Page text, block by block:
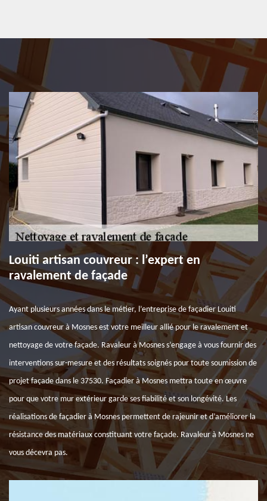
Louiti artisan couvreur : l’expert en
ravalement de façade
Ayant plusieurs années dans le métier, l’entreprise de façadier Louiti
artisan couvreur à Mosnes est votre meilleur allié pour le ravalement et
nettoyage de votre façade. Ravaleur à Mosnes s’engage à vous fournir des
interventions sur-mesure et des résultats soignés pour toute soumission de
projet façade dans le 37530. Façadier à Mosnes mettra toute en œuvre
pour que votre mur extérieur garde ses fiabilité et son longévité. Les
réalisations de façadier à Mosnes permettent de rajeunir et d’améliorer la
résistance des matériaux constituant votre façade. Ravaleur à Mosnes ne
vous décevra pas.